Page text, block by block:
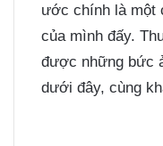
ước chính là một
của mình đấy.
được những bức
dưới đây, cùng